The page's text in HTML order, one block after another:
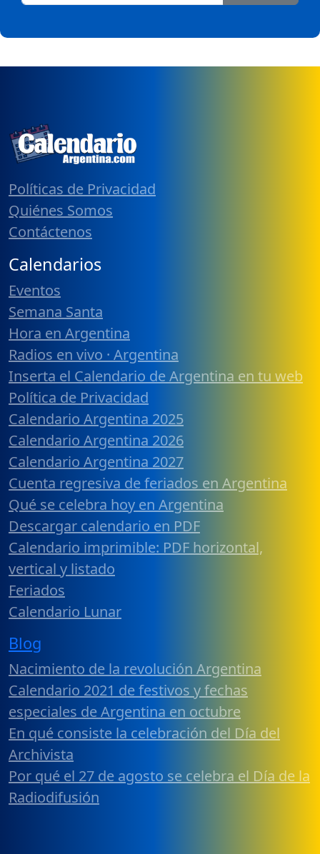
Políticas de Privacidad
Quiénes Somos
Contáctenos
Calendarios
Eventos
Semana Santa
Hora en Argentina
Radios en vivo · Argentina
Inserta el Calendario de Argentina en tu web
Política de Privacidad
Calendario Argentina 2025
Calendario Argentina 2026
Calendario Argentina 2027
Cuenta regresiva de feriados en Argentina
Qué se celebra hoy en Argentina
Descargar calendario en PDF
Calendario imprimible: PDF horizontal,
vertical y listado
Feriados
Calendario Lunar
Blog
Nacimiento de la revolución Argentina
Calendario 2021 de festivos y fechas
especiales de Argentina en octubre
En qué consiste la celebración del Día del
Archivista
Por qué el 27 de agosto se celebra el Día de la
Radiodifusión